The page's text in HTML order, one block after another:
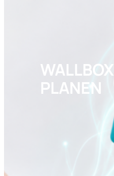
WALLBOX
PLANEN